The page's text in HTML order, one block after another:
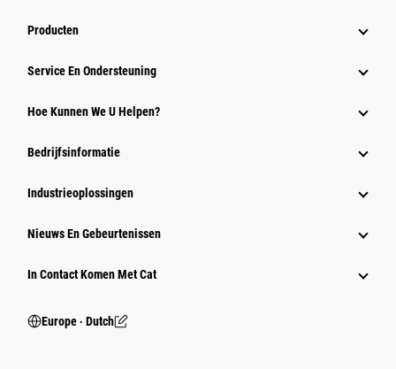
Producten
Service En Ondersteuning
Hoe Kunnen We U Helpen?
Bedrijfsinformatie
Industrieoplossingen
Nieuws En Gebeurtenissen
In Contact Komen Met Cat
Europe ‧ Dutch